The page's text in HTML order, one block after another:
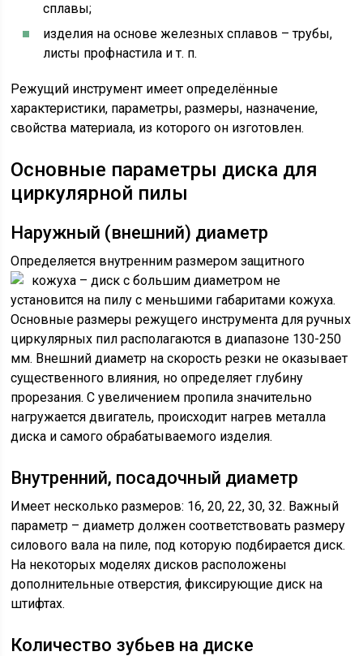
сплавы;
изделия на основе железных сплавов – трубы,
листы профнастила и т. п.
Режущий инструмент имеет определённые
характеристики, параметры, размеры, назначение,
свойства материала, из которого он изготовлен.
Основные параметры диска для
циркулярной пилы
Наружный (внешний) диаметр
Определяется внутренним размером защитного
кожуха – диск с большим диаметром не
установится на пилу с меньшими габаритами кожуха.
Основные размеры режущего инструмента для ручных
циркулярных пил располагаются в диапазоне 130-250
мм. Внешний диаметр на скорость резки не оказывает
существенного влияния, но определяет глубину
прорезания. С увеличением пропила значительно
нагружается двигатель, происходит нагрев металла
диска и самого обрабатываемого изделия.
Внутренний, посадочный диаметр
Имеет несколько размеров: 16, 20, 22, 30, 32. Важный
параметр – диаметр должен соответствовать размеру
силового вала на пиле, под которую подбирается диск.
На некоторых моделях дисков расположены
дополнительные отверстия, фиксирующие диск на
штифтах.
Количество зубьев на диске